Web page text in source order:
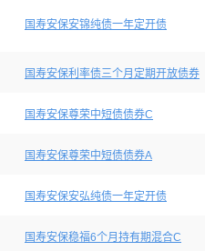
国寿安保安锦纯债一年定开债
国寿安保利率债三个月定期开放债券
国寿安保尊荣中短债债券C
国寿安保尊荣中短债债券A
国寿安保安弘纯债一年定开债
国寿安保稳福6个月持有期混合C